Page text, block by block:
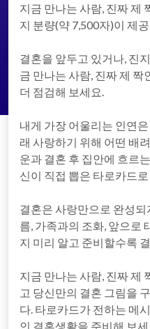
지금 만나는 사람, 진짜 제
지 분량(약 7,500자)이 제공
결혼을 앞두고 있거나, 진
금 만나는 사람, 진짜 제 짝
더 점검해 보세요.
내게 가장 어울리는 인연
래 사랑하기 위해 어떤 배
운과 결혼 후 집안에 흐르
신이 직접 뽑은 타로카드
결혼은 사랑만으로 완성
름, 가족과의 조화, 앞으로
지 미리 알고 준비할수록
지금 만나는 사람, 진짜 제
고 당신만의 결혼 그림을
다. 타로카드가 전하는 메
인 결혼생활을 준비해 보세